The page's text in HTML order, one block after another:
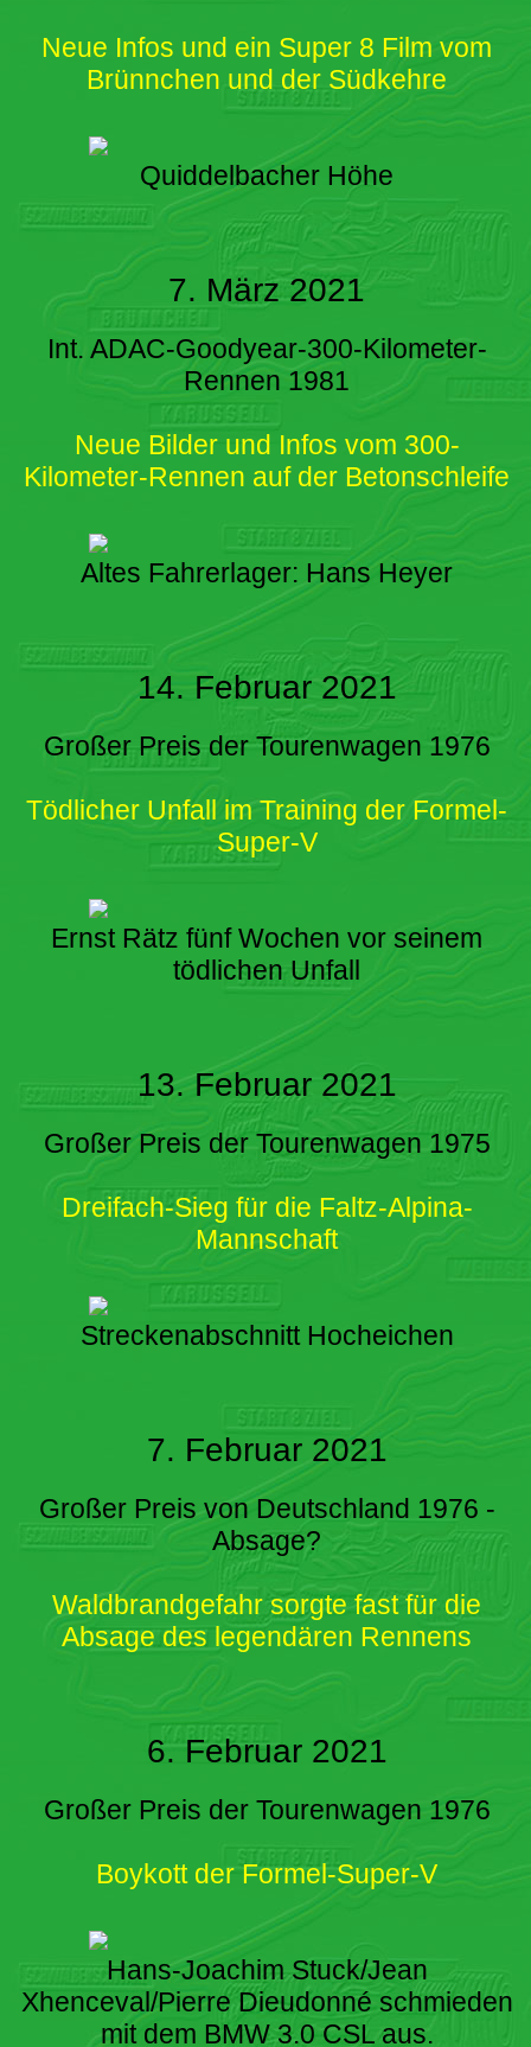
Neue Infos und ein Super 8 Film vom
Brünnchen und der Südkehre
Quiddelbacher Höhe
7. März 2021
Int. ADAC-Goodyear-300-Kilometer-
Rennen 1981
Neue Bilder und Infos vom 300-
Kilometer-Rennen auf der Betonschleife
Altes Fahrerlager: Hans Heyer
14. Februar 2021
Großer Preis der Tourenwagen 1976
Tödlicher Unfall im Training der Formel-
Super-V
Ernst Rätz fünf Wochen vor seinem
tödlichen Unfall
13. Februar 2021
Großer Preis der Tourenwagen 1975
Dreifach-Sieg für die Faltz-Alpina-
Mannschaft
Streckenabschnitt Hocheichen
7. Februar 2021
Großer Preis von Deutschland 1976 -
Absage?
Waldbrandgefahr sorgte fast für die
Absage des legendären Rennens
6. Februar 2021
Großer Preis der Tourenwagen 1976
Boykott der Formel-Super-V
Hans-Joachim Stuck/Jean
Xhenceval/Pierre Dieudonné schmieden
mit dem BMW 3.0 CSL aus.